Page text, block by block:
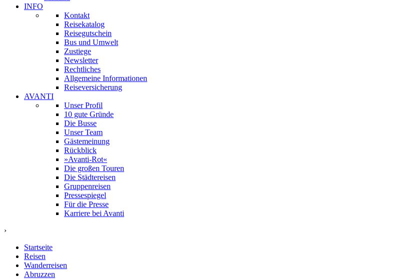
INFO
Kontakt
Reisekatalog
Reisegutschein
Bus und Umwelt
Zustiege
Newsletter
Rechtliches
Allgemeine Informationen
Reiseversicherung
AVANTI
Unser Profil
10 gute Gründe
Die Busse
Unser Team
Gästemeinung
Rückblick
»Avanti-Rot«
Die großen Touren
Die Städtereisen
Gruppenreisen
Pressespiegel
Für die Presse
Karriere bei Avanti
›
Startseite
Reisen
Wanderreisen
Abruzzen